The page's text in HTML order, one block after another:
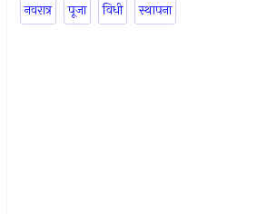
नवरात्र
पूजा विधी स्थापना